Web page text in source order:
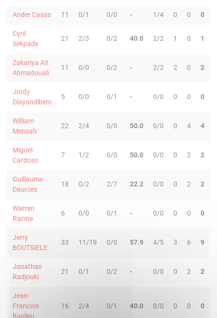
Ander Casas 11 0/1 0/0 - 1/4 0 0 0
Cyril
Sekpade
21 2/3 0/2 40.0 2/2 1 0 1
Zakariya Ait
Ahmadouali
11 0/0 0/2 - 2/2 2 0 2
Jordy
Diayandibeni
5 0/0 0/1 - 0/0 0 0 0
William
Mensah
22 2/4 0/0 50.0 0/0 0 4 4
Miguel
Cardoso
7 1/2 0/0 50.0 0/0 0 2 2
Guillaume
Daurces
18 0/2 2/7 22.2 0/0 0 2 2
Warren
Racine
6 0/0 0/1 - 0/0 0 0 0
Jerry
BOUTSIELE
33 11/19 0/0 57.9 4/5 3 6 9
Jonathan
Radjouki
21 0/1 0/2 - 0/0 0 2 2
Jean-
Francois
Basileu
16 2/4 0/1 40.0 0/0 0 0 0